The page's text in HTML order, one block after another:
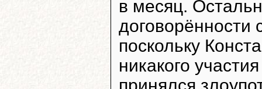
в месяц.
договорённости
поскольку
никакого
принялся